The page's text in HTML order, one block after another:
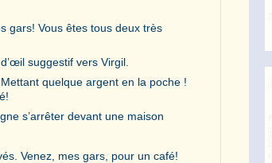
gars! Vous êtes tous deux très
suggestif vers Virgil.
quelque argent en la poche !
s’arrêter devant une maison
Venez, mes gars, pour un café!